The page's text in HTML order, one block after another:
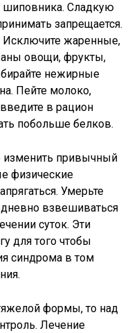
шиповника. Сладкую
запрещается.
Исключите жаренные,
овощи, фрукты,
нежирные
Пейте молоко,
в рацион
побольше белков.
привычный
физические
Умерьте
взвешиваться
суток. Эти
для того чтобы
синдрома в том
формы, то над
Лечение